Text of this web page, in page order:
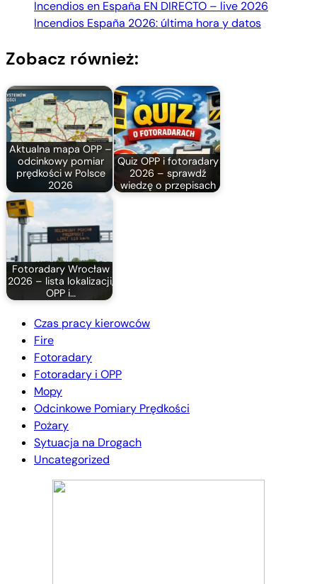
Incendios en España EN DIRECTO – live 2026
Incendios España 2026: última hora y datos
Zobacz również:
Aktualna mapa OPP –
odcinkowy pomiar
prędkości w Polsce
2026
Quiz OPP i fotoradary
2026 – sprawdź
wiedzę o przepisach
Fotoradary Wrocław
2026 – lista lokalizacji,
OPP i…
Czas pracy kierowców
Fire
Fotoradary
Fotoradary i OPP
Mopy
Odcinkowe Pomiary Prędkości
Pożary
Sytuacja na Drogach
Uncategorized